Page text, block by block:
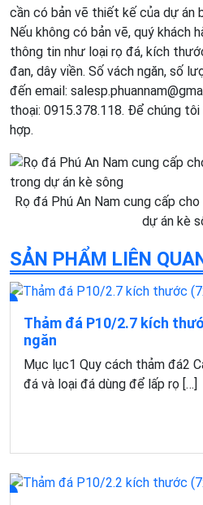
cần có bản vẽ thiết kế của dự án
Nếu không có bản vẽ, quý khách
thông tin như loại rọ đá, kích
đan, dây viền. Số vách ngăn, số
đến email:
thoại: 0915.378.118. Để chúng
hợp.
Rọ đá Phú An Nam cung cấp
dự án kè
SẢN PHẨM LIÊN
Thảm đá P10/2.7 kích
ngăn
Mục lục1 Quy cách thảm đá2
đá và loại đá dùng để lấp rọ […]